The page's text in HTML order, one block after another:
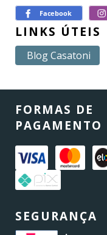
LINKS ÚTEIS
Blog Casatoni
FORMAS DE
PAGAMENTO
SEGURANÇA